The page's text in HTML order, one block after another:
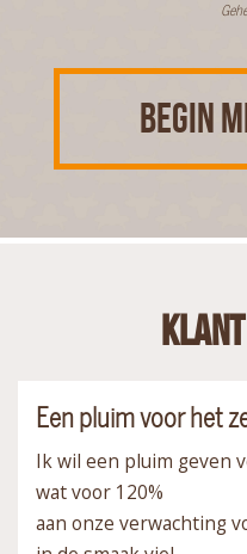
BEGIN
Een pluim voor het
Ik wil een pluim geven
wat voor 120%
aan onze verwachting